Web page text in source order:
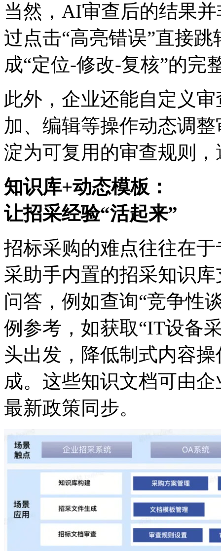
当然，AI审查后的结
过点击“高亮错误”直接跳
成“定位-修改-复核”的完
此外，企业还能自定义审
加、编辑等操作动态调
淀为可复用的审查规则
知识库+动态模板：
让招采经验“活起来”
招标采购的难点往往在
采助手内置的招采知识库
问答，例如查询“竞争
例参考，如获取“IT设备
头出发，降低制式内容
成。这些知识文档可由企
最新政策同步。